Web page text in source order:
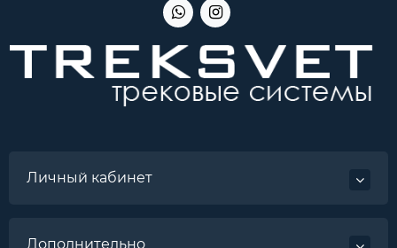
Личный кабинет
Дополнительно